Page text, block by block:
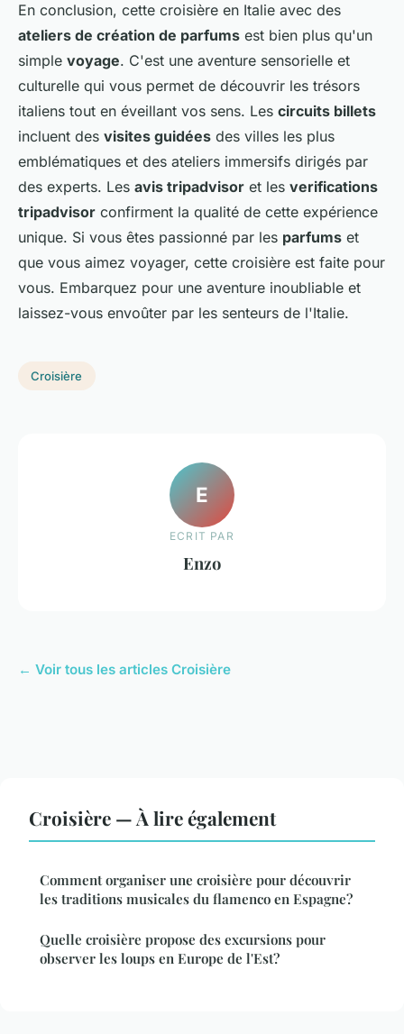
En conclusion, cette croisière en Italie avec des
ateliers de création de parfums est bien plus qu'un
simple voyage. C'est une aventure sensorielle et
culturelle qui vous permet de découvrir les trésors
italiens tout en éveillant vos sens. Les circuits billets
incluent des visites guidées des villes les plus
emblématiques et des ateliers immersifs dirigés par
des experts. Les avis tripadvisor et les verifications
tripadvisor confirment la qualité de cette expérience
unique. Si vous êtes passionné par les parfums et
que vous aimez voyager, cette croisière est faite pour
vous. Embarquez pour une aventure inoubliable et
laissez-vous envoûter par les senteurs de l'Italie.
Croisière
E
ECRIT PAR
Enzo
← Voir tous les articles Croisière
Croisière — À lire également
Comment organiser une croisière pour découvrir
les traditions musicales du flamenco en Espagne?
Quelle croisière propose des excursions pour
observer les loups en Europe de l'Est?